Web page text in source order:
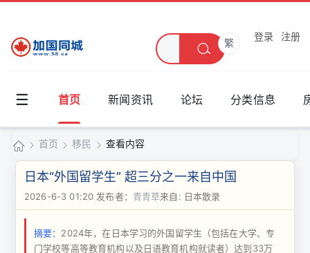
繁
登录 注册
☰ 首页 新闻资讯 论坛 分类信息
加
同
›
首页
›
移民
›
查看内容
日本“外国留学生” 超三分之一来自中国
2026-6-3 01:20 发布者： 青青草来自: 日本散录
摘要： 2024年，在日本学习的外国留学生（包括在大学、专
门学校等高等教育机构以及日语教育机构就读者）达到33万